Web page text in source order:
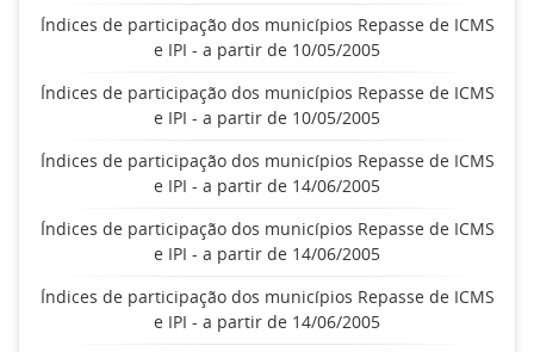
Índices de participação dos municípios Repasse de ICMS
e IPI - a partir de 10/05/2005
Índices de participação dos municípios Repasse de ICMS
e IPI - a partir de 10/05/2005
Índices de participação dos municípios Repasse de ICMS
e IPI - a partir de 14/06/2005
Índices de participação dos municípios Repasse de ICMS
e IPI - a partir de 14/06/2005
Índices de participação dos municípios Repasse de ICMS
e IPI - a partir de 14/06/2005